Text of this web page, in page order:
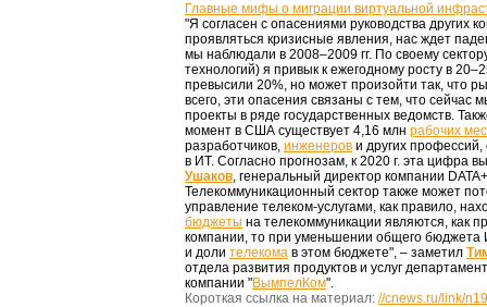
Главные мифы о миграции виртуальной
"Я согласен с опасениями руководства других
проявляться кризисные явления, нас ждет
мы наблюдали в 2008–2009 гг. По своему
технологий) я привык к ежегодному росту в
превысили 20%, но может произойти так, что
всего, эти опасения связаны с тем, что
проекты в ряде государственных ведомств.
момент в США существует 4,16 млн рабочих
разработчиков, инженеров и других
в ИТ. Согласно прогнозам, к 2020 г. эта цифра
Ушаков, генеральный директор компании
Телекоммуникационный сектор также может
управление телеком-услугами, как правило,
бюджеты на телекоммуникации являются, как
компании, то при уменьшении общего бюджета
и доли телекома в этом бюджете", – заметил
отдела развития продуктов и услуг
компании "ВымпелКом".
Короткая ссылка на материал: //cnews.ru/link/